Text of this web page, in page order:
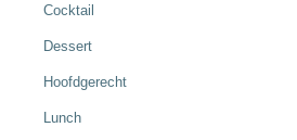
Cocktail
Dessert
Hoofdgerecht
Lunch